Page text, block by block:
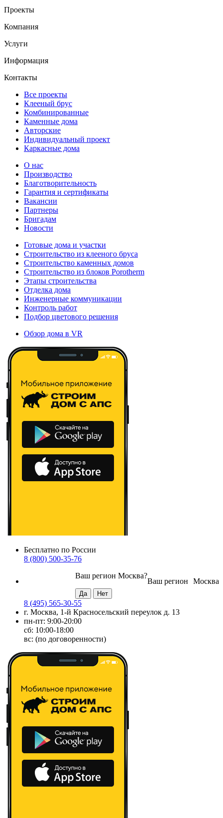
Проекты
Компания
Услуги
Информация
Контакты
Все проекты
Клееный брус
Комбинированные
Каменные дома
Авторские
Индивидуальный проект
Каркасные дома
О нас
Производство
Благотворительность
Гарантия и сертификаты
Вакансии
Партнеры
Бригадам
Новости
Готовые дома и участки
Строительство из клееного бруса
Строительство каменных домов
Строительство из блоков Porotherm
Этапы строительства
Отделка дома
Инженерные коммуникации
Контроль работ
Подбор цветового решения
Обзор дома в VR
Бесплатно по России
8 (800) 500-35-76
Москва
Ваш регион
Ваш регион Москва?
8 (495) 565-30-55
г. Москва, 1-й Красносельский переулок д. 13
пн-пт: 9:00-20:00
сб: 10:00-18:00
вс: (по договоренности)